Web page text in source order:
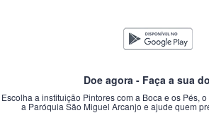
Doe agora - Faça a sua
Escolha a instituição Pintores com a Boca e os Pés,
a Paróquia São Miguel Arcanjo e ajude quem